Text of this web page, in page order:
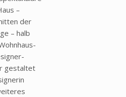
–
der
– halb
gestaltet